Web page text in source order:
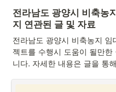
전라남도 광양시 비축농
지 연관된 글 및 자료
전라남도 광양시 비축농지
젝트를 수행시 도움이 될만
니다. 자세한 내용은 글을 통